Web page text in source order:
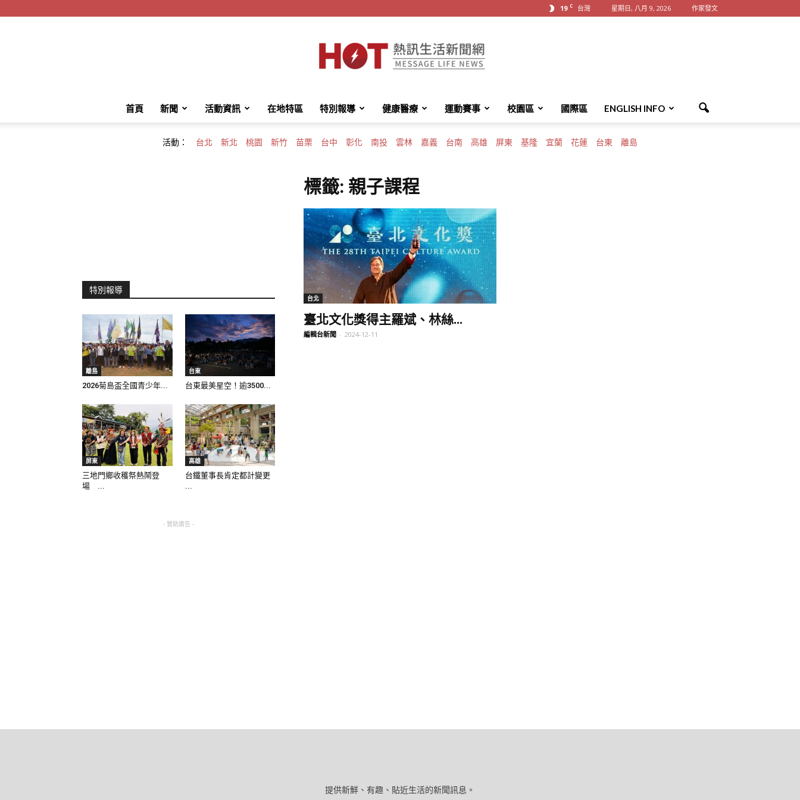
19 C 台灣 星期日, 八月 9, 2026 作家發文
HotMessage
熱
訊
首頁 新聞 活動資訊 在地特區 特別報導 健康醫療 運動賽事 校園區 國際區 ENGLISH INFO
活動： 台北 新北 桃園 新竹 苗栗 台中 彰化 南投 雲林 嘉義 台南 高雄 屏東 基隆 宜蘭 花蓮 台東 離島
標籤: 親子課程
台北
臺北文化獎得主羅斌、林絲...
編輯台新聞 - 2024-12-11
特別報導
離島
2026菊島盃全國青少年...
台東
台東最美星空！逾3500...
屏東
三地門鄉收穫祭熱鬧登
場 ...
高雄
台鐵董事長肯定都計變更
...
- 贊助廣告 -
提供新鮮、有趣、貼近生活的新聞訊息。